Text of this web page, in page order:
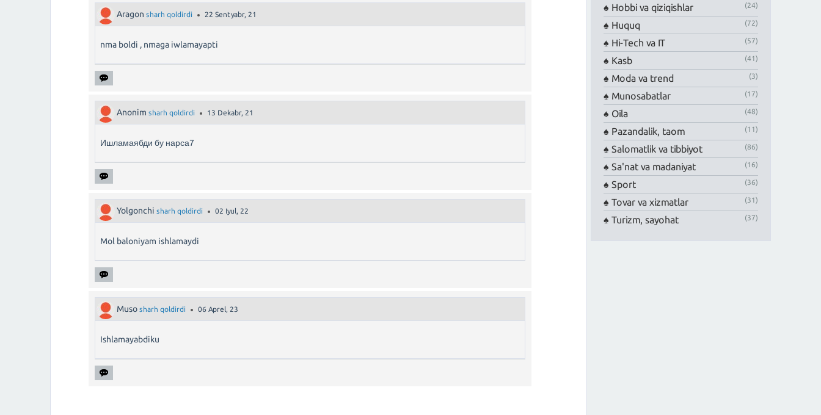
Aragon sharh qoldirdi 22 Sentyabr, 21
nma boldi , nmaga iwlamayapti
Anonim sharh qoldirdi 13 Dekabr, 21
Ишламаябди бу нарса7
Yolgonchi sharh qoldirdi 02 Iyul, 22
Mol baloniyam ishlamaydi
Muso sharh qoldirdi 06 Aprel, 23
Ishlamayabdiku
Hobbi va qiziqishlar (24)
Huquq (72)
Hi-Tech va IT (57)
Kasb (41)
Moda va trend (3)
Munosabatlar (17)
Oila (48)
Pazandalik, taom (11)
Salomatlik va tibbiyot (86)
Sa'nat va madaniyat (16)
Sport (36)
Tovar va xizmatlar (31)
Turizm, sayohat (37)